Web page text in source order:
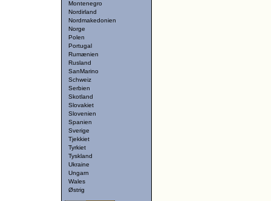
Montenegro
Nordirland
Nordmakedonien
Norge
Polen
Portugal
Rumænien
Rusland
SanMarino
Schweiz
Serbien
Skotland
Slovakiet
Slovenien
Spanien
Sverige
Tjekkiet
Tyrkiet
Tyskland
Ukraine
Ungarn
Wales
Østrig